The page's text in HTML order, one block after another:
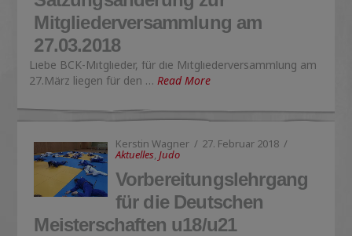
Mitgliederversammlung am
27.03.2018
Liebe BCK-Mitglieder, für die Mitgliederversammlung am
27.März liegen für den …Read More
Kerstin Wagner 27. Februar 2018
Aktuelles, Judo
Vorbereitungslehrgang
für die Deutschen
Meisterschaften u18/u21